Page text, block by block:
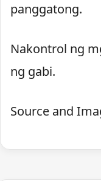
panggatong.
Nakontrol ng
ng gabi.
Source and